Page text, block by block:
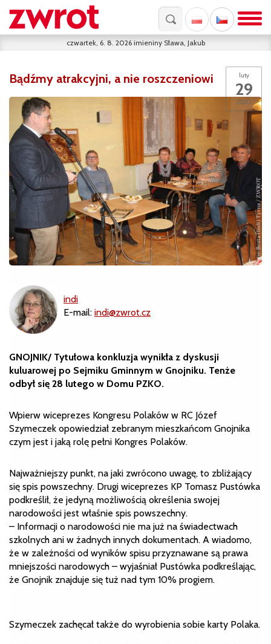
czwartek, 6. 8. 2026 imieniny Sława, Jakub
luty
29
2020
Bądźmy atrakcyjni, a nie roszczeniowi
indi
E-mail: indi@zwrot.cz
GNOJNIK/ Tytułowa konkluzja wynikła z dyskusji
kuluarowej po Sejmiku Gminnym w Gnojniku. Tenże
odbył się 28 lutego w Domu PZKO.
Wpierw wiceprezes Kongresu Polaków w RC Józef
Szymeczek opowiedział zebranym mieszkańcom Gnojnika
czym jest i jaką rolę pełni Kongres Polaków.
Najważniejszy punkt, na jaki zwrócono uwagę, to zbliżający
się spis powszechny. Drugi wiceprezes KP Tomasz Pustówka
podkreślił, że jedyną możliwością określenia swojej
narodowości jest właśnie spis powszechny.
– Informacji o narodowości nie ma już na świadectwach
szkolnych ani w żadnych innych dokumentach. A wiadomo,
że w zależności od wyników spisu przyznawane są prawa
mniejszości narodowych – wyjaśniał Pustówka podkreślając,
że Gnojnik znajduje się tuż nad tym 10% progiem.
Szymeczek zachęcał także do wyrobienia sobie karty Polaka.